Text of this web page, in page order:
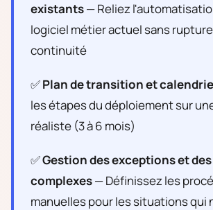
existants— Reliez
logiciel métier actuel sans
continuité
✅Plan de transition et
les étapes du déploiement sur
réaliste (3 à 6 mois)
✅Gestion des exceptions et
complexes— Définissez les
manuelles pour les situations qui